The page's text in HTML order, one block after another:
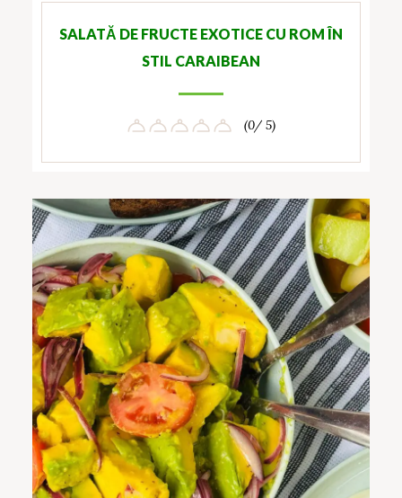
SALATĂ DE FRUCTE EXOTICE CU ROM ÎN
STIL CARAIBEAN
(0/ 5)